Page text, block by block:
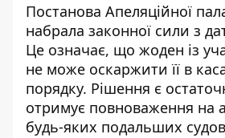
Постанова Апеляційної
набрала законної сили з
Це означає, що жоден із
не може оскаржити її в
порядку. Рішення є
отримує повноваження на
будь-яких подальших